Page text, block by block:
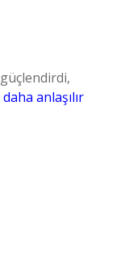
güçlendirdi,
daha anlaşılır